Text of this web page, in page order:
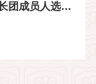
关于做好江苏省第十八批科技镇长团成员人选推荐工作的通知